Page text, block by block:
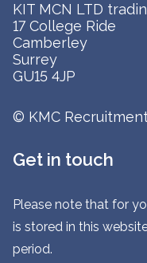
KIT MCN LTD
17 College Ride
Camberley
Surrey
GU15 4JP
© KMC
Get in touch
Please note that for
is stored in this
period.